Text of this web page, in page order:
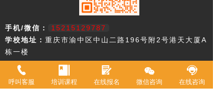
呼叫客服 培训课程 在线报名 微信咨询 在线咨询
手机/微信：
15215129787
学校地址： 重庆市渝中区中山二路196号附2号港天大厦A
栋一楼
重庆市欧艺职业技能培训学校，18年来专注西点技术教育，近年来迅速
升级为综合型职业学校。2021年被评定为职业技能等级鉴定机构。 我